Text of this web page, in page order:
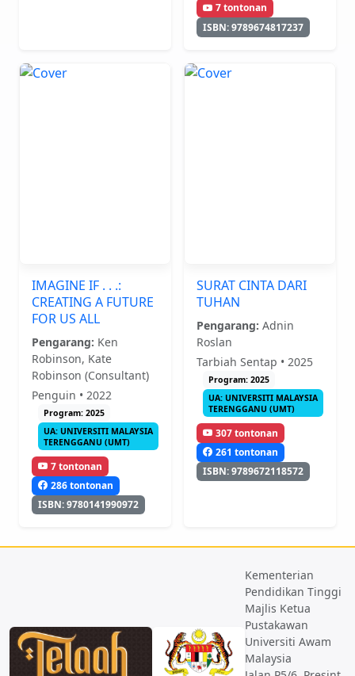
7 tontonan
ISBN: 9789674817237
IMAGINE IF . . .:
CREATING A FUTURE
FOR US ALL
Pengarang: Ken
Robinson, Kate
Robinson (Consultant)
Penguin • 2022
Program: 2025
UA: UNIVERSITI MALAYSIA
TERENGGANU (UMT)
7 tontonan
286 tontonan
ISBN: 9780141990972
SURAT CINTA DARI
TUHAN
Pengarang: Adnin
Roslan
Tarbiah Sentap • 2025
Program: 2025
UA: UNIVERSITI MALAYSIA
TERENGGANU (UMT)
307 tontonan
261 tontonan
ISBN: 9789672118572
Kementerian
Pendidikan Tinggi
Majlis Ketua
Pustakawan
Universiti Awam
Malaysia